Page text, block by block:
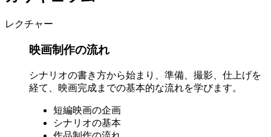
レクチャー
映画制作の流れ
シナリオの書き方から始まり、準備、撮影、仕上げを
経て、映画完成までの基本的な流れを学びます。
短編映画の企画
シナリオの基本